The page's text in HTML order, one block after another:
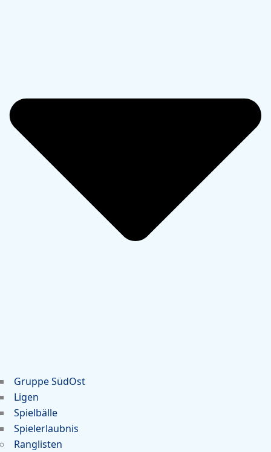
Gruppe SüdOst
Ligen
Spielbälle
Spielerlaubnis
Ranglisten